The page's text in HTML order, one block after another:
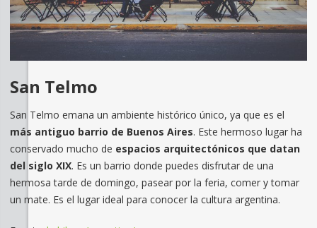
San Telmo
San Telmo emana un ambiente histórico único, ya que es el
más antiguo barrio de Buenos Aires. Este hermoso lugar ha
conservado mucho de espacios arquitectónicos que datan
del siglo XIX. Es un barrio donde puedes disfrutar de una
hermosa tarde de domingo, pasear por la feria, comer y tomar
un mate. Es el lugar ideal para conocer la cultura argentina.